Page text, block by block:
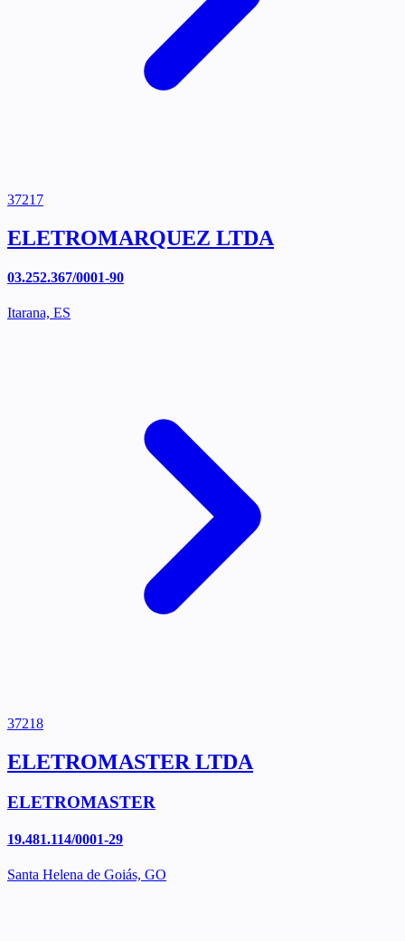
37217
ELETROMARQUEZ LTDA
03.252.367/0001-90
Itarana, ES
37218
ELETROMASTER LTDA
ELETROMASTER
19.481.114/0001-29
Santa Helena de Goiás, GO